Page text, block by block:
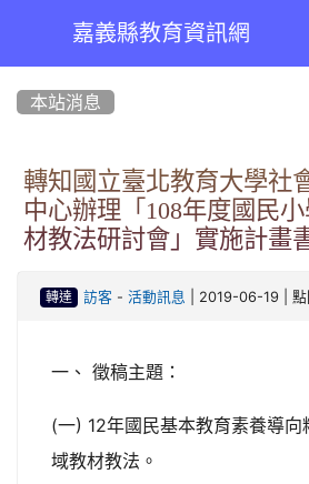
嘉義縣教育資訊網
本站消息
轉知國立臺北教育大學社
中心辦理「108年度國民
材教法研討會」實施計畫
轉達 訪客- 活動訊息 | 2019-06-19 | 點
一、 徵稿主題：
(一) 12年國民基本教育素養導
域教材教法。